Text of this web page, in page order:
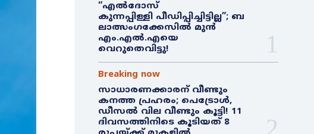
“എൽദോസ്
കുന്നപ്പിള്ളി പീഡിപ്പിച്ചിട്ടില്ല”; ബ
ലാത്സംഗക്കേസിൽ മുൻ
എം.എൽ.എയെ
വെറുതെവിട്ടു!
Breaking now
സാധാരണക്കാരന് വീണ്ടും
കനത്ത പ്രഹരം; പെട്രോൾ,
ഡീസൽ വില വീണ്ടും കൂട്ടി! 11
ദിവസത്തിനിടെ കൂടിയത് 8